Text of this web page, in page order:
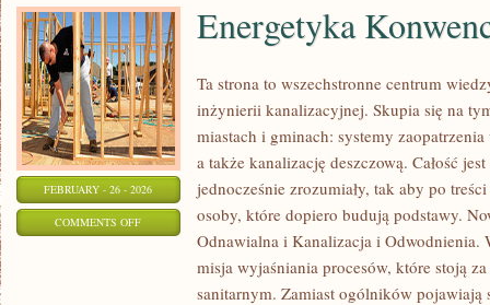
FEBRUARY - 26 - 2026
COMMENTS OFFON
ENERGETYKA
KONWENCJONALNA
Energetyka
Ta strona to wszechstronne centrum
inżynierii kanalizacyjnej. Skupia się na
miastach i gminach: systemy
a także kanalizację deszczową. Całość
jednocześnie zrozumiały, tak aby po
osoby, które dopiero budują podstawy.
Odnawialna i Kanalizacja i Odwodnienia.
misja wyjaśniania procesów, które stoją
sanitarnym. Zamiast ogólników